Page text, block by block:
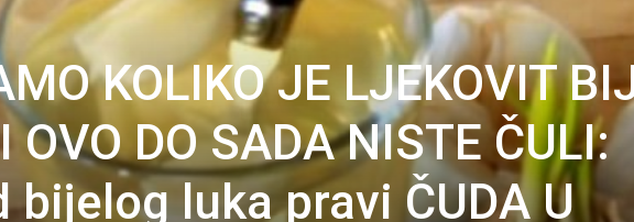
KOLIKO JE LJEKOVIT
OVO DO SADA NISTE ČULI:
bijelog luka pravi ČUDA U